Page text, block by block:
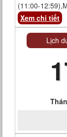
(11:00-
Xem chi tiết
Lịch